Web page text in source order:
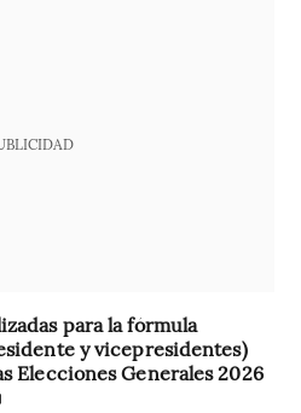
para la fórmula
y vicepresidentes)
Elecciones Generales 2026